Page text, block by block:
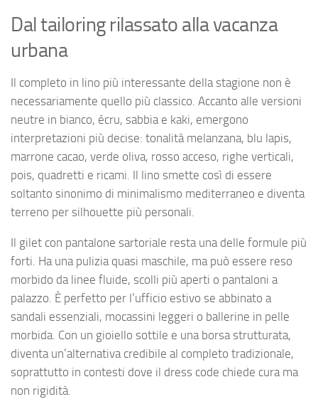
Dal tailoring rilassato alla vacanza
urbana
Il completo in lino più interessante della stagione non è
necessariamente quello più classico. Accanto alle versioni
neutre in bianco, écru, sabbia e kaki, emergono
interpretazioni più decise: tonalità melanzana, blu lapis,
marrone cacao, verde oliva, rosso acceso, righe verticali,
pois, quadretti e ricami. Il lino smette così di essere
soltanto sinonimo di minimalismo mediterraneo e diventa
terreno per silhouette più personali.
Il gilet con pantalone sartoriale resta una delle formule più
forti. Ha una pulizia quasi maschile, ma può essere reso
morbido da linee fluide, scolli più aperti o pantaloni a
palazzo. È perfetto per l’ufficio estivo se abbinato a
sandali essenziali, mocassini leggeri o ballerine in pelle
morbida. Con un gioiello sottile e una borsa strutturata,
diventa un’alternativa credibile al completo tradizionale,
soprattutto in contesti dove il dress code chiede cura ma
non rigidità.